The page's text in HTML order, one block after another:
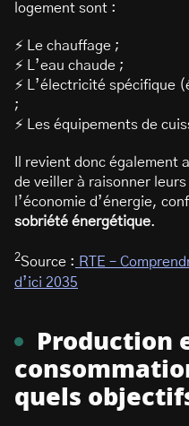
logement sont :
⚡ Le chauffage ;
⚡ L’eau chaude ;
⚡ L’électricité spécifique
;
⚡ Les équipements de
Il revient donc également
de veiller à raisonner
l’économie d’énergie,
sobriété énergétique.
2Source : RTE –
d’ici 2035
Production
quels